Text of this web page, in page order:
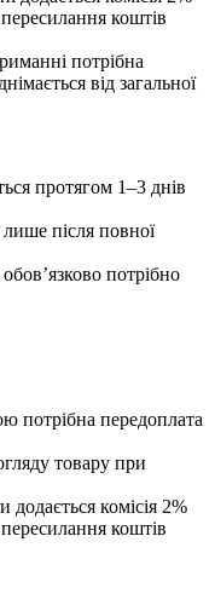
коштів
потрібна
від загальної
протягом 1–3 днів
після повної
потрібно
потрібна передоплата
товару при
комісія 2%
коштів